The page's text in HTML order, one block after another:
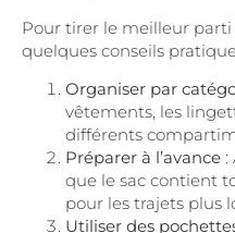
Pour tirer le meilleur
quelques conseils
Organiser par
vêtements, les
différents
Préparer à l’avance :
que le sac contient
pour les trajets plus
Utiliser des